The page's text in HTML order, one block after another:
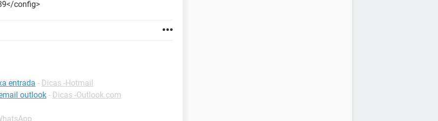
config>
entrada - Dicas -Hotmail
outlook - Dicas -Outlook.com